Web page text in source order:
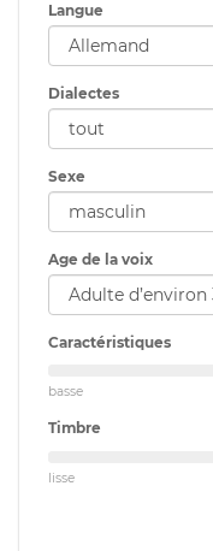
Langue
Dialectes
Sexe
Age de la voix
Caractéristiques
basse
Timbre
lisse